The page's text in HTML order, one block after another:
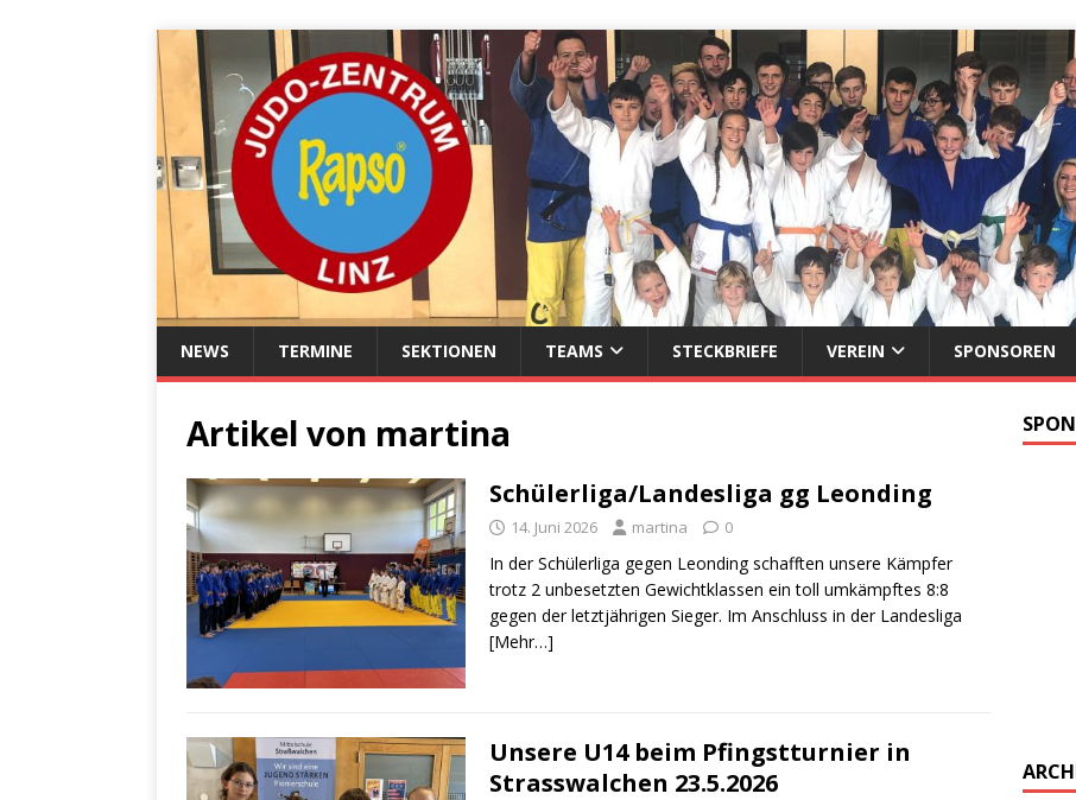
NEWS TERMINE SEKTIONEN TEAMS STECKBRIEFE VEREIN SPONSOREN
Artikel von martina
Schülerliga/Landesliga gg Leonding
14. Juni 2026 martina 0
In der Schülerliga gegen Leonding schafften unsere Kämpfer
trotz 2 unbesetzten Gewichtklassen ein toll umkämpftes 8:8
gegen der letztjährigen Sieger. Im Anschluss in der Landesliga
[Mehr…]
Unsere U14 beim Pfingstturnier in
Strasswalchen 23.5.2026